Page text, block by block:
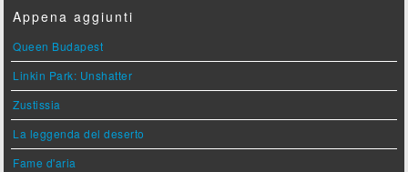
Appena aggiunti
Queen Budapest
Linkin Park: Unshatter
Zustissia
La leggenda del deserto
Fame d'aria